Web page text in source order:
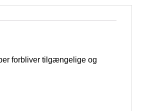
forbliver tilgængelige og